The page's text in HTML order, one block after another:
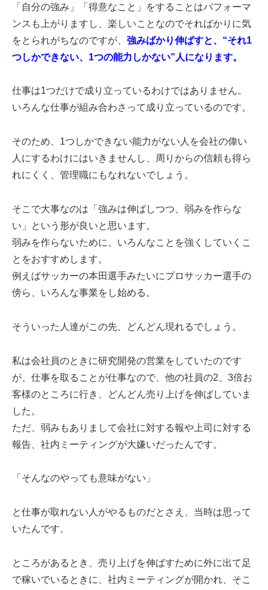
「自分の強み」「得意なこと」をすることはパフォーマ
ンスも上がりますし、楽しいことなのでそればかりに気
をとられがちなのですが、 強みばかり伸ばすと、 “それ1
つしかできない、1つの能力しかない”人になります。
仕事は1つだけで成り立っているわけではありません。
いろんな仕事が組み合わさって成り立っているのです。
そのため、1つしかできない能力がない人を会社の偉い
人にするわけにはいきませんし、周りからの信頼も得ら
れにくく、管理職にもなれないでしょう。
そこで大事なのは「強みは伸ばしつつ、弱みを作らな
い」という形が良いと思います。
弱みを作らないために、いろんなことを強くしていくこ
とをおすすめします。
例えばサッカーの本田選手みたいにプロサッカー選手の
傍ら、いろんな事業をし始める。
そういった人達がこの先、どんどん現れるでしょう。
私は会社員のときに研究開発の営業をしていたのです
が、仕事を取ることが仕事なので、他の社員の2、3倍お
客様のところに行き、どんどん売り上げを伸ばしていま
した。
ただ、弱みもありまして会社に対する報や上司に対する
報告、社内ミーティングが大嫌いだったんです。
「そんなのやっても意味がない」
と仕事が取れない人がやるものだとさえ、当時は思って
いたんです。
ところがあるとき、売り上げを伸ばすために外に出て足
で稼いでいるときに、社内ミーティングが開かれ、そこ